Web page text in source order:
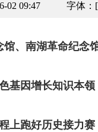
02 09:47 字体：[
、南湖革命纪念
基因增长知识本领
上跑好历史接力赛